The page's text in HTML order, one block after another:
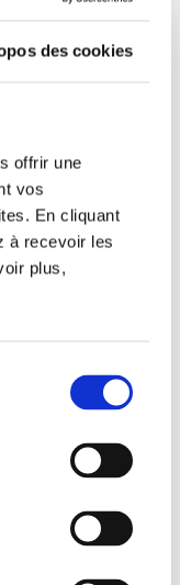
des cookies
offrir une
vos
En cliquant
à recevoir les
plus,